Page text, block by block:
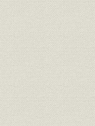
設備;催し